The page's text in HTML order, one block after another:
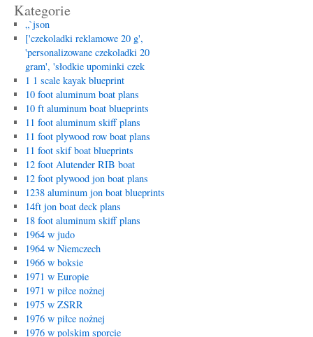
Kategorie
„`json
['czekoladki reklamowe 20 g',
'personalizowane czekoladki 20
gram', 'słodkie upominki czek
1 1 scale kayak blueprint
10 foot aluminum boat plans
10 ft aluminum boat blueprints
11 foot aluminum skiff plans
11 foot plywood row boat plans
11 foot skif boat blueprints
12 foot Alutender RIB boat
12 foot plywood jon boat plans
1238 aluminum jon boat blueprints
14ft jon boat deck plans
18 foot aluminum skiff plans
1964 w judo
1964 w Niemczech
1966 w boksie
1971 w Europie
1971 w piłce nożnej
1975 w ZSRR
1976 w piłce nożnej
1976 w polskim sporcie